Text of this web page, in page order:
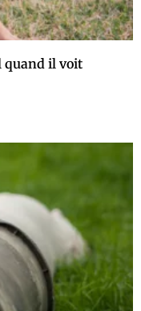
quand il voit